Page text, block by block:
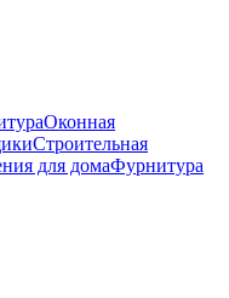
Оконная
Строительная
для домаФурнитура